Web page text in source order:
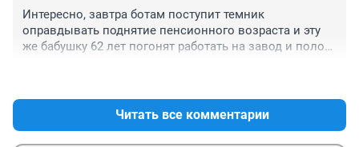
Интересно, завтра ботам поступит темник
оправдывать поднятие пенсионного возраста и эту
же бабушку 62 лет погонят работать на завод и полоть
Читать все комментарии